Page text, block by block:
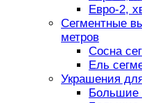
Евро-2,
Сегментные
метров
Сосна
Ель
Украшения
Большие